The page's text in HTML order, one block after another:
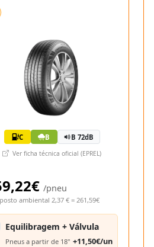
C B B 72dB
Ver ficha técnica oficial (EPREL)
/pneu
ambiental 2,37 € = 261,59€
Equilibragem + Válvula
Pneus a partir de 18" +11,50€/un